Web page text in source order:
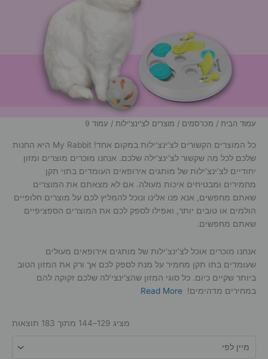
עמוד הבית / מכרסמים / מוצרים לצ'ינצ'ילות / עמוד 9
כל המוצרים הקשורים לצ’ינצ’ילות במקום אחד! My Rabbit היא החנות
שלכם לכל מה שקשור לצ’ינצ’ילה שלכם. אנחנו מוכרים מוצרים ומזון
יחודיים לצ’ינצ’ילות של מותגים אירופאים העומדים בתוי תקן
מחמירים ומבטיחים איכות מעולה. אם לא מצאתם את המוצרים
שאתם מחפשים, אנא פנו אלינו ונוכל להמליץ לכם על מוצרים חלופיים
הולמים או טובים יותר, ואפילו לספק לכם את המוצרים הספציפיים
שאתם מחפשים.
אנחנו מוכרים אוכל לצ’ינצ’ילות של מותגים אירופאים מעולים
שעומדים בתו תקן מחמיר על מנת לספק לכם אך ורק את המזון הטוב
ביותר שקיים כיום. כל סוגי המזון שהצ’ינצי’לה שלכם זקוקה להם
במחירים מדהימים!
מציג 129–144 מתוך 183 תוצאות